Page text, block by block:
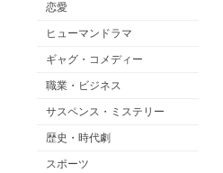
恋愛
ヒューマンドラマ
ギャグ・コメディー
職業・ビジネス
サスペンス・ミステリー
歴史・時代劇
スポーツ